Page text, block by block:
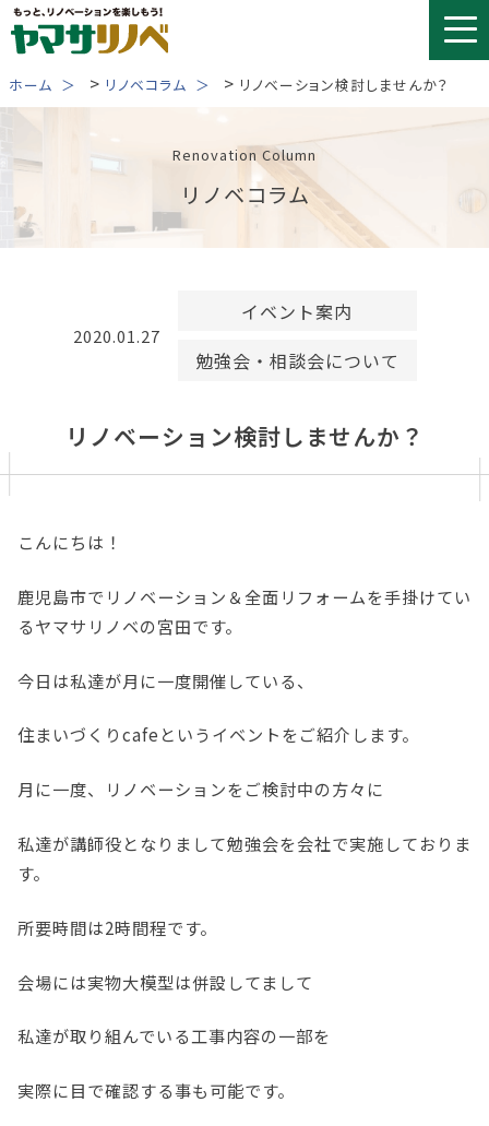
Skip
to
ホーム > リノベコラム > リノベーション検討しませんか？
Renovation Column
リノベコラム
2020.01.27
イベント案内
勉強会・相談会について
リノベーション検討しませんか？
こんにちは！
鹿児島市でリノベーション＆全面リフォームを手掛けてい
るヤマサリノベの宮田です。
今日は私達が月に一度開催している、
住まいづくりcafeというイベントをご紹介します。
月に一度、リノベーションをご検討中の方々に
私達が講師役となりまして勉強会を会社で実施しておりま
す。
所要時間は2時間程です。
会場には実物大模型は併設してまして
私達が取り組んでいる工事内容の一部を
実際に目で確認する事も可能です。